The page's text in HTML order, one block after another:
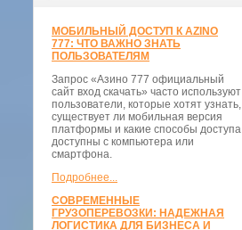
МОБИЛЬНЫЙ ДОСТУП К AZINO
777: ЧТО ВАЖНО ЗНАТЬ
ПОЛЬЗОВАТЕЛЯМ
Запрос «Азино 777 официальный
сайт вход скачать» часто используют
пользователи, которые хотят узнать,
существует ли мобильная версия
платформы и какие способы доступа
доступны с компьютера или
смартфона.
Подробнее...
СОВРЕМЕННЫЕ
ГРУЗОПЕРЕВОЗКИ: НАДЕЖНАЯ
ЛОГИСТИКА ДЛЯ БИЗНЕСА И